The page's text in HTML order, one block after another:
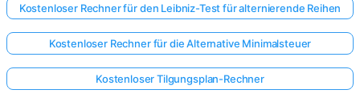
Kostenloser Rechner für den Leibniz-Test für alternierende Reihen
Kostenloser Rechner für die Alternative Minimalsteuer
Kostenloser Tilgungsplan-Rechner